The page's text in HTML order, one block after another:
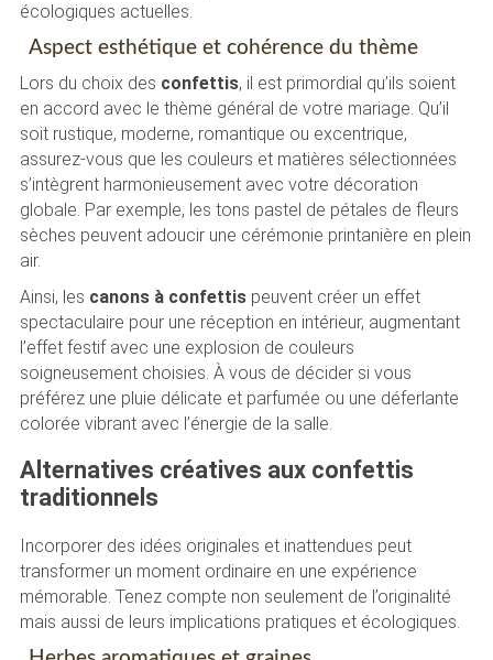
écologiques actuelles.
Aspect esthétique et cohérence du thème
Lors du choix des confettis, il est primordial qu’ils soient
en accord avec le thème général de votre mariage. Qu’il
soit rustique, moderne, romantique ou excentrique,
assurez-vous que les couleurs et matières sélectionnées
s’intègrent harmonieusement avec votre décoration
globale. Par exemple, les tons pastel de pétales de fleurs
sèches peuvent adoucir une cérémonie printanière en plein
air.
Ainsi, les canons à confettispeuvent créer un effet
spectaculaire pour une réception en intérieur, augmentant
l’effet festif avec une explosion de couleurs
soigneusement choisies. À vous de décider si vous
préférez une pluie délicate et parfumée ou une déferlante
colorée vibrant avec l’énergie de la salle.
Alternatives créatives aux confettis
traditionnels
Incorporer des idées originales et inattendues peut
transformer un moment ordinaire en une expérience
mémorable. Tenez compte non seulement de l’originalité
mais aussi de leurs implications pratiques et écologiques.